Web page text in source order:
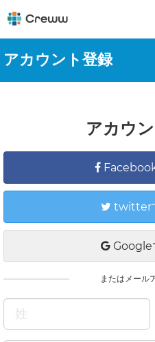
アカウント登録
アカウ
twitter
Google
またはメール